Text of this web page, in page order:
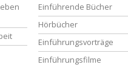
Einführende Bücher
Hörbücher
Einführungsvorträge
Einführungsfilme